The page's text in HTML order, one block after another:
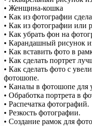
• Женщина-кошка
• Как из фотографии
• Как из фотографии или
• Как убрать фон на
• Карандашный рисунок
• Как вставить фото в
• Как сделать портрет
• Как сделать фото с
фотошопе.
• Каналы в фотошопе для
• Обработка портрета в
• Распечатка фотографий.
• Резкость фотографии.
• Создание рамок для